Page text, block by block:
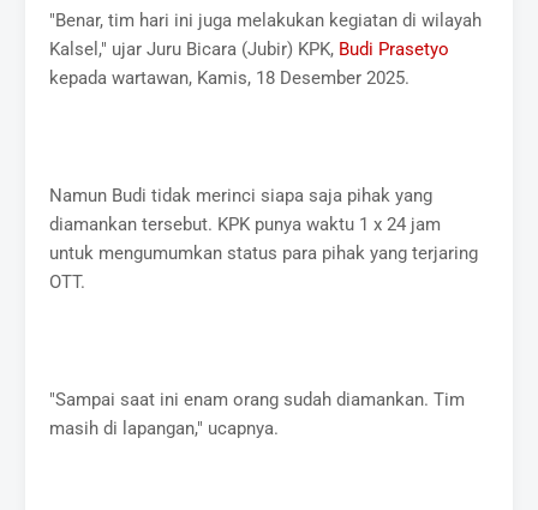
"Benar, tim hari ini juga melakukan kegiatan di wilayah
Kalsel," ujar Juru Bicara (Jubir) KPK, Budi Prasetyo
kepada wartawan, Kamis, 18 Desember 2025.
Namun Budi tidak merinci siapa saja pihak yang
diamankan tersebut. KPK punya waktu 1 x 24 jam
untuk mengumumkan status para pihak yang terjaring
OTT.
"Sampai saat ini enam orang sudah diamankan. Tim
masih di lapangan," ucapnya.